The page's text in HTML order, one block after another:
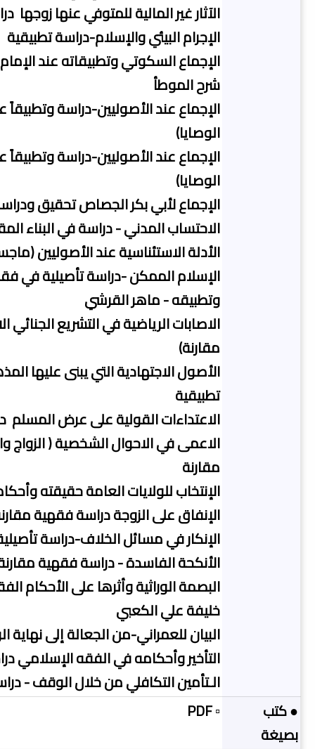
الآثار غير المالية للمتوفي عنها
الإجرام البيئي والإسلام-دراسة تطبيقية
الإجماع السكوتي وتطبيقاته عند
شرح الموطأ
الإجماع عند الأصوليين-دراسة
الوصايا)
الإجماع عند الأصوليين-دراسة
الوصايا)
الإجماع لأبي بكر الجصاص تحقيق
الاحتساب المدني - دراسة في البناء
الأدلة الاستئناسية عند الأصوليين
الإسلام الممكن -دراسة تأصيلية في
وتطبيقه - ماهر القرشي
الاصابات الرياضية في التشريع
مقارنة)
الأصول الاجتهادية التي يبنى عليها
تطبيقية
الاعتداءات القولية على عرض المسلم
الاعمى في الاحوال الشخصية ( الزواج
مقارنة
الإنتخاب للولايات العامة حقيقته
الإنفاق على الزوجة دراسة فقهية
الإنكار في مسائل الخلاف-دراسة
الأنكحة الفاسدة - دراسة فقهية
البصمة الوراثية وأثرها على الأحكام
خليفة علي الكعبي
البيان للعمراني-من الجعالة إلى نهاية
التأخير وأحكامه في الفقه الإسلامي
الـتأمين التكافلي من خلال الوقف -
● كتب
بصيغة
▫️ PDF